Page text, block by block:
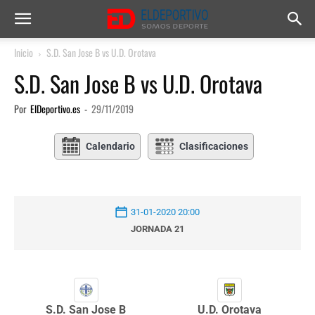
Inicio S.D. San Jose B vs U.D. Orotava
S.D. San Jose B vs U.D. Orotava
Por ElDeportivo.es - 29/11/2019
Calendario Clasificaciones
31-01-2020 20:00
JORNADA 21
S.D. San Jose B U.D. Orotava